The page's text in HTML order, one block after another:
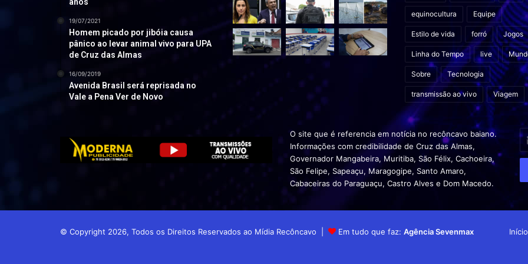
anos
19/07/2021
Homem picado por jibóia causa
pânico ao levar animal vivo para UPA
de Cruz das Almas
16/09/2019
Avenida Brasil será reprisada no
Vale a Pena Ver de Novo
equinocultura Equipe
Estilo de vida forró Jogos
Linha do Tempo live
Sobre Tecnologia
transmissão ao vivo Viagem
O site que é referencia em notícia no recôncavo baiano.
Informações com credibilidade de Cruz das Almas,
Governador Mangabeira, Muritiba, São Félix, Cachoeira,
São Felipe, Sapeaçu, Maragogipe, Santo Amaro,
Cabaceiras do Paraguaçu, Castro Alves e Dom Macedo.
de
© Copyright 2026, Todos os Direitos Reservados ao Mídia Recôncavo | Em tudo que faz:Agência Sevenmax Início